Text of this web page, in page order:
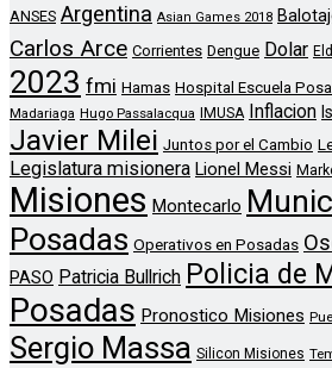
ANSES Argentina Asian Games 2018
Carlos Arce Corrientes Dengue Dolar
2023 fmi Hamas Hospital Escuela
Madariaga Hugo Passalacqua IMUSA Inflacion
Javier Milei Juntos por el Cambio
Legislatura misionera Lionel Messi
Misiones Montecarlo
Posadas Operativos en Posadas
PASO Patricia Bullrich Policia de
Posadas Pronostico Misiones
Sergio Massa Silicon Misiones